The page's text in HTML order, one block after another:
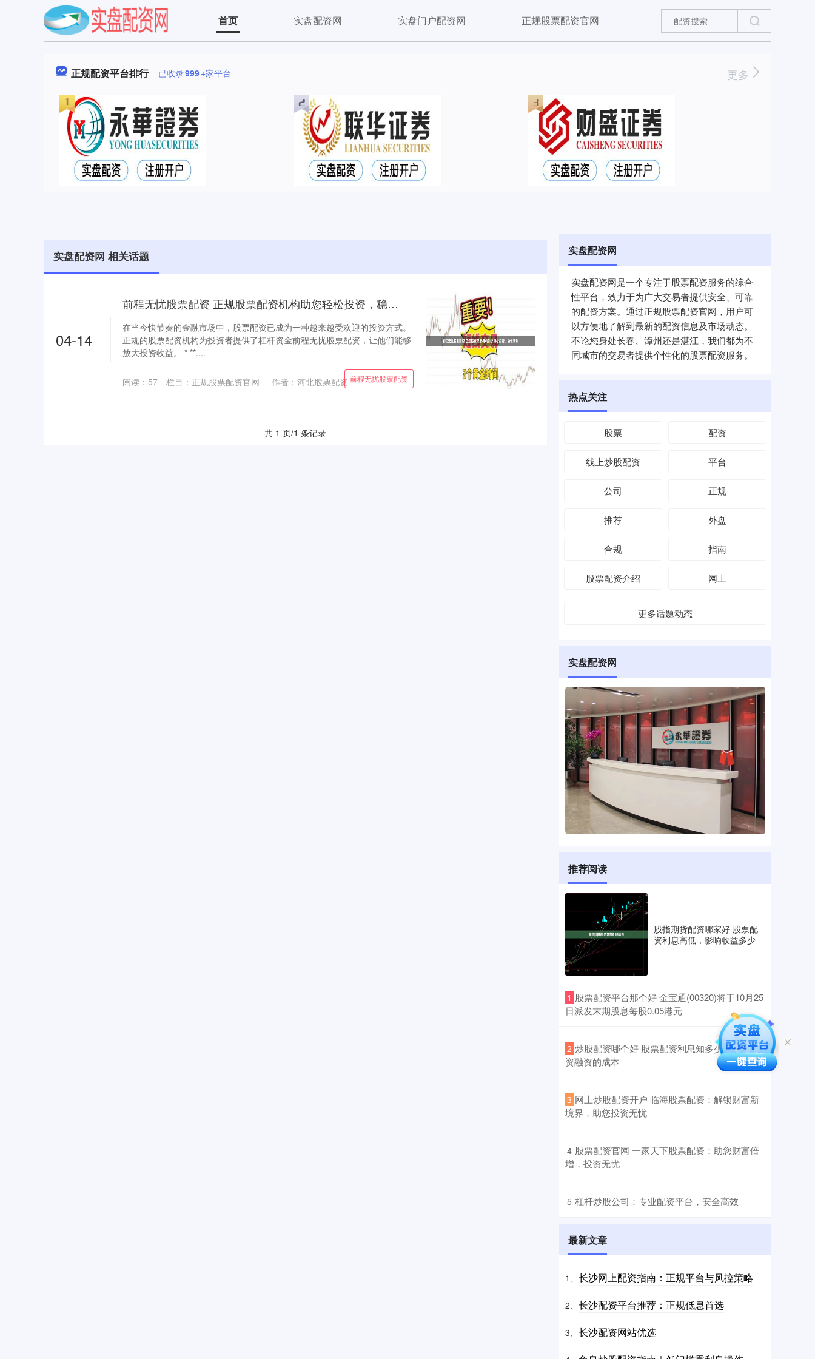
首页 实盘配资网 实盘门户配资网 正规股票配资官网
正规配资平台排行 已收录999+家平台 更多
实盘配资网 相关话题
04-14
前程无忧股票配资 正规股票配资机构助您轻松投资，稳健获利
在当今快节奏的金融市场中，股票配资已成为一种越来越受欢迎的投资方式。
正规的股票配资机构为投资者提供了杠杆资金前程无忧股票配资，让他们能够
放大投资收益。 * **....
前程无忧股票配资
作者：河北股票配资
阅读： 57 栏目： 正规股票配资官网
共 1 页/1 条记录
实盘配资网
实盘配资网是一个专注于股票配资服务的综合
性平台，致力于为广大交易者提供安全、可靠
的配资方案。通过正规股票配资官网，用户可
以方便地了解到最新的配资信息及市场动态。
不论您身处长春、漳州还是湛江，我们都为不
同城市的交易者提供个性化的股票配资服务。
热点关注
股票 配资
线上炒股配资 平台
公司 正规
推荐 外盘
合规 指南
股票配资介绍 网上
更多话题动态
实盘配资网
推荐阅读
股指期货配资哪家好 股票配
资利息高低，影响收益多少
1 ​股票配资平台那个好 金宝通(00320)将于10月25
日派发末期股息每股0.05港元
2 ​炒股配资哪个好 股票配资利息知多少？揭秘配
资融资的成本
3 ​网上炒股配资开户 临海股票配资：解锁财富新
境界，助您投资无忧
4 ​股票配资官网 一家天下股票配资：助您财富倍
增，投资无忧
5 ​杠杆炒股公司：专业配资平台，安全高效
最新文章
1、 长沙网上配资指南：正规平台与风控策略
2、 长沙配资平台推荐：正规低息首选
3、 长沙配资网站优选